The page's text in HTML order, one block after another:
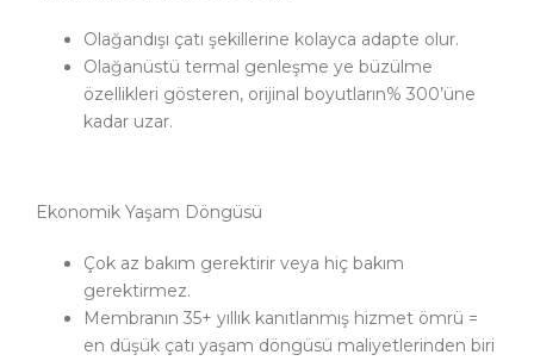
Olağandışı çatı şekillerine kolayca adapte olur.
Olağanüstü termal genleşme ye büzülme
özellikleri gösteren, orijinal boyutların% 300’üne
kadar uzar.
Ekonomik Yaşam Döngüsü
Çok az bakım gerektirir veya hiç bakım
gerektirmez.
Membranın 35+ yıllık kanıtlanmış hizmet ömrü =
en düşük çatı yaşam döngüsü maliyetlerinden biri